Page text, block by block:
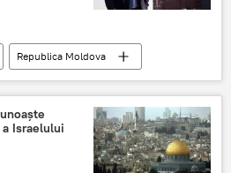
Republica Moldova
Putin
detalii
ora cu cine
Israelului